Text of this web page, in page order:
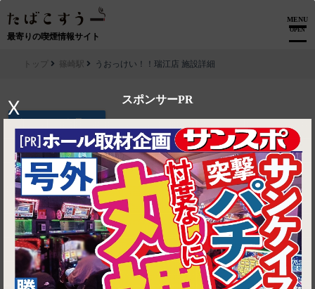
最寄りの喫煙情報サイト
MENU
OPEN
スポンサーPR
X
トップ 篠崎駅 うおっけい！！瑞江店 施設詳細
篠崎駅│うおっけい！！瑞江店